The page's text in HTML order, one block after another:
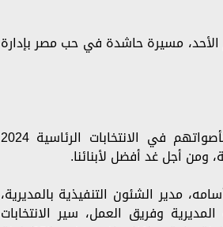
الأحد، مسيرة حاشدة في حب مصر بإدارة
حثّ مدير المديرية في بيان له، المعلمين والعاملين على الإدلاء بأصواتهم في الانتخابات الرئاسية 2024
ومن أجل غد أفضل لأبنائنا.
مدير الشئون التنفيذية بالمديرية،
وفريق العمل، سير الانتخابات